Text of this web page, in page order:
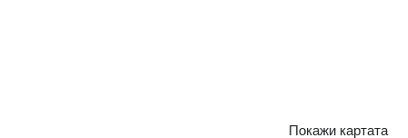
Покажи картата